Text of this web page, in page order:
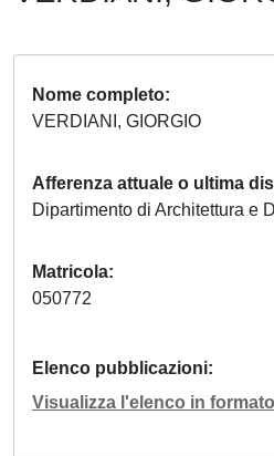
Nome completo
VERDIANI, GIORGIO
Afferenza attuale o ultima
Dipartimento di Architettura e
Matricola
050772
Elenco pubblicazioni
Visualizza l'elenco in